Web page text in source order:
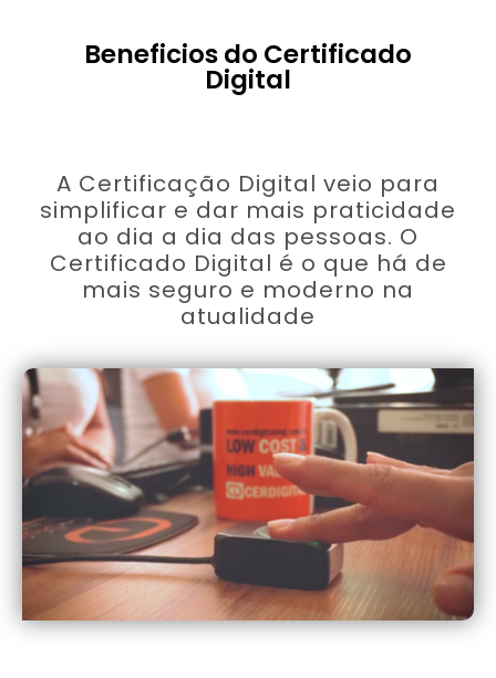
Beneficios do Certificado
Digital
A Certificação Digital veio para
simplificar e dar mais praticidade
ao dia a dia das pessoas. O
Certificado Digital é o que há de
mais seguro e moderno na
atualidade